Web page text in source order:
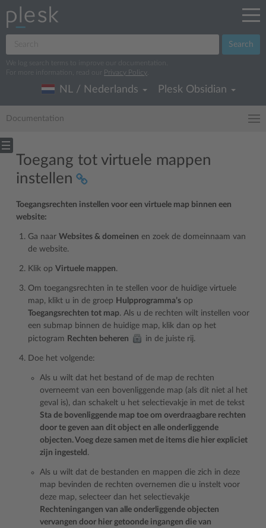
Search
We log search terms to improve our documentation.
For more information, read our
Privacy Policy
NL / Nederlands Plesk Obsidian
Documentation
Toegang tot virtuele mappen
instellen
Toegangsrechten instellen voor een virtuele map binnen een
website:
Ga naar Websites & domeinen en zoek de domeinnaam van
de website.
Klik op Virtuele mappen.
Om toegangsrechten in te stellen voor de huidige virtuele
map, klikt u in de groep Hulpprogramma’s op
Toegangsrechten tot map. Als u de rechten wilt instellen voor
een submap binnen de huidige map, klik dan op het
pictogram Rechten beheren in de juiste rij.
Doe het volgende:
Als u wilt dat het bestand of de map de rechten
overneemt van een bovenliggende map (als dit niet al het
geval is), dan schakelt u het selectievakje in met de tekst
Sta de bovenliggende map toe om overdraagbare rechten
door te geven aan dit object en alle onderliggende
objecten. Voeg deze samen met de items die hier expliciet
zijn ingesteld .
Als u wilt dat de bestanden en mappen die zich in deze
map bevinden de rechten overnemen die u instelt voor
deze map, selecteer dan het selectievakje
Rechteningangen van alle onderliggende objecten
vervangen door hier getoonde ingangen die van